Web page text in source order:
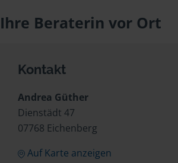
Ihre Beraterin vor Ort
Kontakt
Andrea Güther
Dienstädt 47
07768 Eichenberg
Auf Karte anzeigen